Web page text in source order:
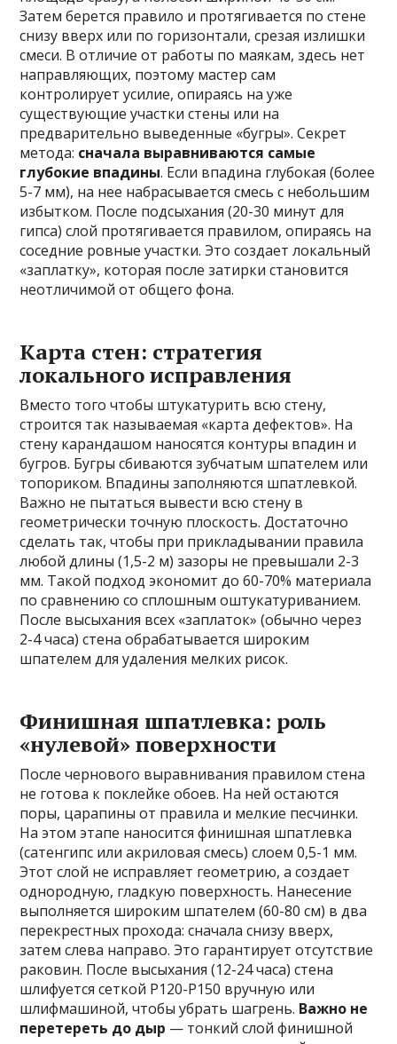
Затем берется правило и протягивается по стене
снизу вверх или по горизонтали, срезая излишки
смеси. В отличие от работы по маякам, здесь нет
направляющих, поэтому мастер сам
контролирует усилие, опираясь на уже
существующие участки стены или на
предварительно выведенные «бугры». Секрет
метода: сначала выравниваются самые
глубокие впадины. Если впадина глубокая (более
5-7 мм), на нее набрасывается смесь с небольшим
избытком. После подсыхания (20-30 минут для
гипса) слой протягивается правилом, опираясь на
соседние ровные участки. Это создает локальный
«заплатку», которая после затирки становится
неотличимой от общего фона.
Карта стен: стратегия
локального исправления
Вместо того чтобы штукатурить всю стену,
строится так называемая «карта дефектов». На
стену карандашом наносятся контуры впадин и
бугров. Бугры сбиваются зубчатым шпателем или
топориком. Впадины заполняются шпатлевкой.
Важно не пытаться вывести всю стену в
геометрически точную плоскость. Достаточно
сделать так, чтобы при прикладывании правила
любой длины (1,5-2 м) зазоры не превышали 2-3
мм. Такой подход экономит до 60-70% материала
по сравнению со сплошным оштукатуриванием.
После высыхания всех «заплаток» (обычно через
2-4 часа) стена обрабатывается широким
шпателем для удаления мелких рисок.
Финишная шпатлевка: роль
«нулевой» поверхности
После чернового выравнивания правилом стена
не готова к поклейке обоев. На ней остаются
поры, царапины от правила и мелкие песчинки.
На этом этапе наносится финишная шпатлевка
(сатенгипс или акриловая смесь) слоем 0,5-1 мм.
Этот слой не исправляет геометрию, а создает
однородную, гладкую поверхность. Нанесение
выполняется широким шпателем (60-80 см) в два
перекрестных прохода: сначала снизу вверх,
затем слева направо. Это гарантирует отсутствие
раковин. После высыхания (12-24 часа) стена
шлифуется сеткой P120-P150 вручную или
шлифмашиной, чтобы убрать шагрень. Важно не
перетереть до дыр — тонкий слой финишной